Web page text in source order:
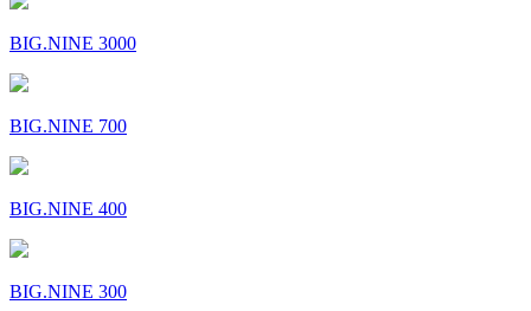
BIG.NINE 3000
BIG.NINE 700
BIG.NINE 400
BIG.NINE 300